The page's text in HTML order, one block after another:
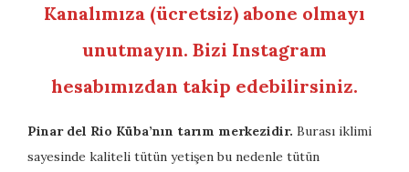
Kanalımıza (ücretsiz) abone olmayı
unutmayın. Bizi Instagram
hesabımızdan takip edebilirsiniz.
Pinar del Rio Küba’nın tarım merkezidir. Burası iklimi
sayesinde kaliteli tütün yetişen bu nedenle tütün